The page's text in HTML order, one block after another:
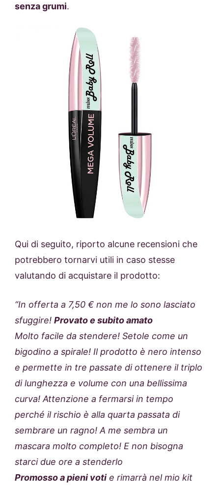
senza grumi.
Qui di seguito, riporto alcune recensioni che
potrebbero tornarvi utili in caso stesse
valutando di acquistare il prodotto:
“In offerta a 7,50 € non me lo sono lasciato
sfuggire! Provato e subito amato
Molto facile da stendere! Setole come un
bigodino a spirale! Il prodotto è nero intenso
e permette in tre passate di ottenere il triplo
di lunghezza e volume con una bellissima
curva! Attenzione a fermarsi in tempo
perché il rischio è alla quarta passata di
sembrare un ragno! A me sembra un
mascara molto completo! E non bisogna
starci due ore a stenderlo
Promosso a pieni voti e rimarrà nel mio kit